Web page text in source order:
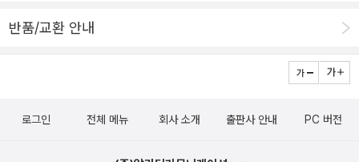
반품/교환 안내
로그인 전체 메뉴 회사 소개 출판사 안내 PC 버전